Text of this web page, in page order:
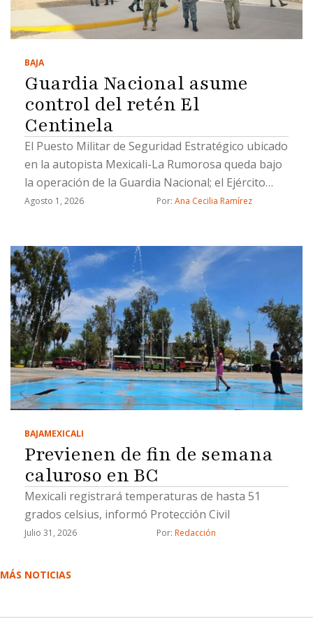
BAJA
Guardia Nacional asume
control del retén El
Centinela
El Puesto Militar de Seguridad Estratégico ubicado
en la autopista Mexicali-La Rumorosa queda bajo
la operación de la Guardia Nacional; el Ejército
brindará apoyo temporal durante la transición
Agosto 1, 2026 Por: Ana Cecilia Ramírez
BAJAMEXICALI
Previenen de fin de semana
caluroso en BC
Mexicali registrará temperaturas de hasta 51
grados celsius, informó Protección Civil
Julio 31, 2026 Por: Redacción
MÁS NOTICIAS